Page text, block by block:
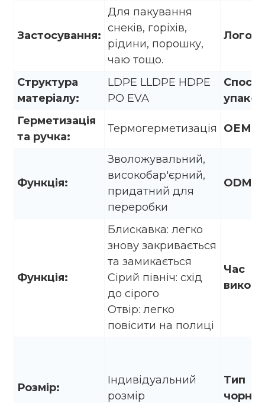
Застосування:
Для пакування
снеків, горіхів,
рідини, порошку,
чаю тощо.
Структура
матеріалу:
LDPE LLDPE HDPE
PO EVA
Спосіб
Герметизація
та ручка:
Термогерметизація ОЕМ:
Функція:
Зволожувальний,
високобар'єрний,
придатний для
переробки
ODM:
Функція:
Блискавка: легко
знову закривається
та замикається
Сірий північ: схід
до сірого
Отвір: легко
повісити на полиці
Час
Розмір:
Індивідуальний
розмір
Тип